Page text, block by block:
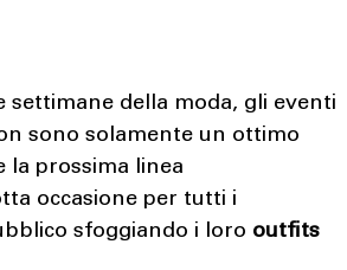
settimane della moda, gli eventi
sono solamente un ottimo
la prossima linea
occasione per tutti i
sfoggiando i loro outfits